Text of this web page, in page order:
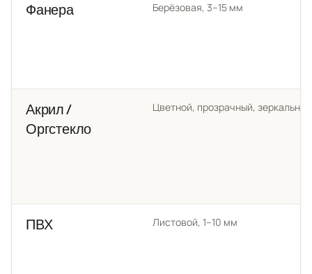
Фанера Берёзовая, 3–15 мм
Акрил /
Оргстекло
Цветной, прозрачный, зеркальный
ПВХ Листовой, 1–10 мм